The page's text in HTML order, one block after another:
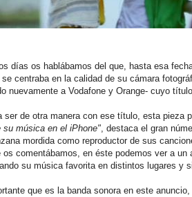
días os hablábamos del que, hasta esa
centraba en la calidad de su cámara
nuevamente a Vodafone y Orange- cuyo
ser de otra manera con ese título, esta pieza
su música en el iPhone", destaca el gran
mordida como reproductor de sus
os comentábamos, en éste podemos ver a
su música favorita en distintos lugares y
que es la banda sonora en este